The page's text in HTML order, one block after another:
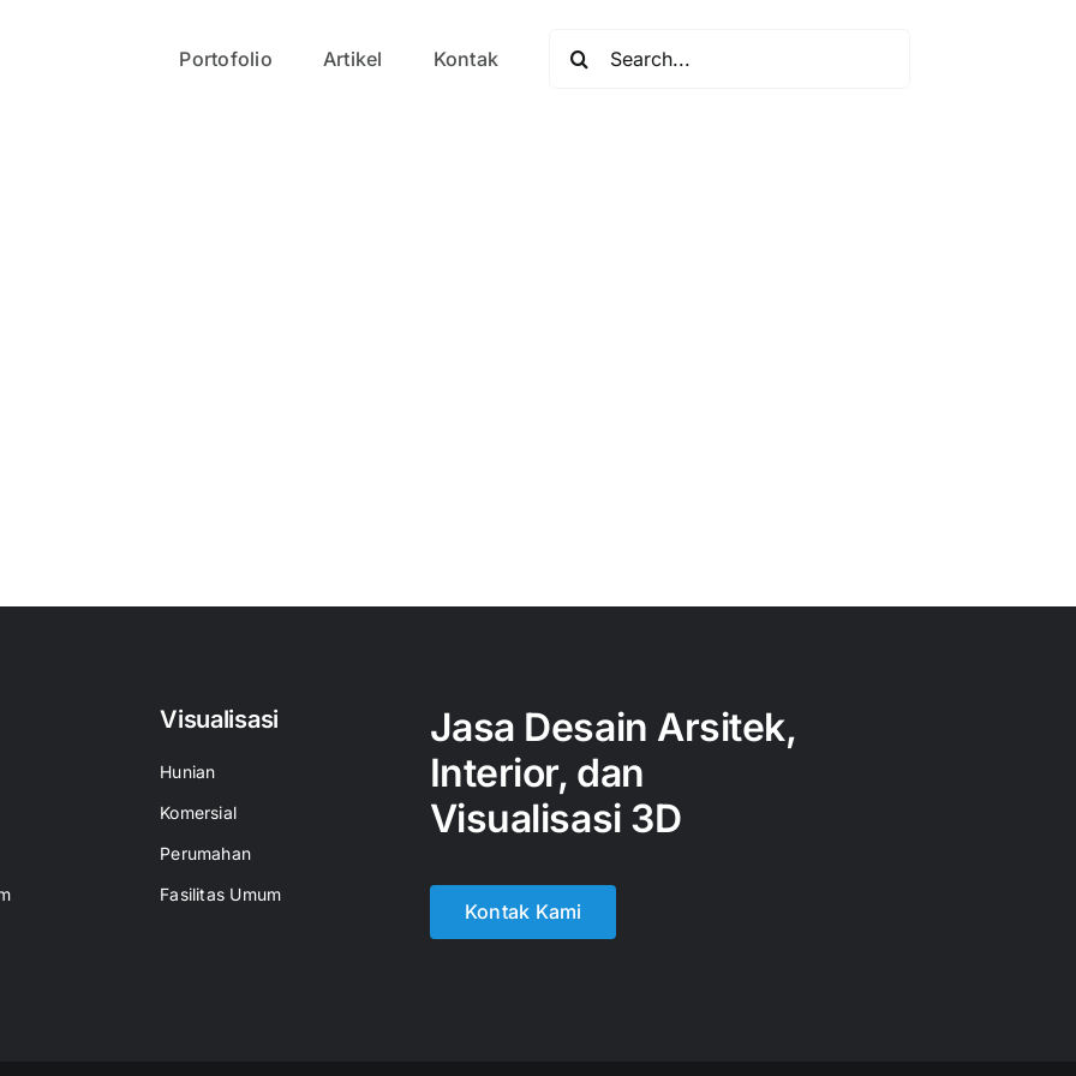
Portofolio Artikel Kontak
for:
Visualisasi
Hunian
Komersial
Perumahan
Fasilitas Umum
Jasa Desain Arsitek,
Interior, dan
Visualisasi 3D
Kontak Kami